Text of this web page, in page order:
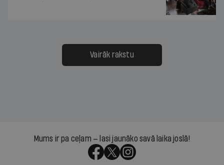
Vairāk rakstu
Mums ir pa ceļam — lasi jaunāko savā laika joslā!